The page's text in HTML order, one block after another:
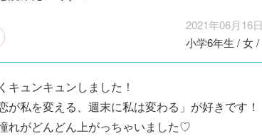
2021年06月16日
小学6年生 /女/
キュンキュンしました！
が私を変える、週末に私は変わる」が好きです！
れがどんどん上がっちゃいました♡